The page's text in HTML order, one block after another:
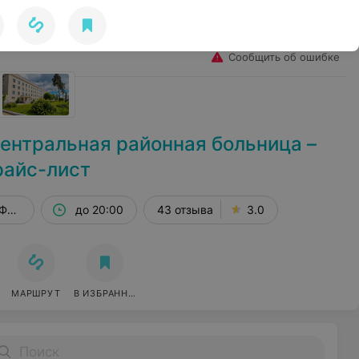
Сообщить об ошибке
районная больница –
лист
1
до 20:00 43 отзыва 3.0
МАРШРУТ В ИЗБРАННОЕ